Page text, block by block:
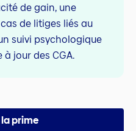
de gain, une
de litiges liés au
suivi psychologique
jour des CGA.
prime